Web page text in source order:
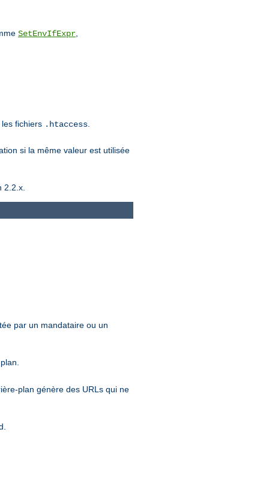
SetEnvIfExpr
fichiers .htaccess
si la même valeur est utilisée
2.2.x.
par un mandataire ou un
plan génère des URLs qui ne